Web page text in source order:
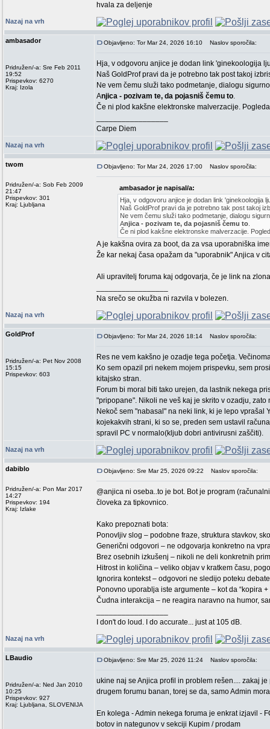
hvala za deljenje
Nazaj na vrh
ambasador
Pridružen/-a: Sre Feb 2011
19:52
Prispevkov: 6270
Kraj: Izola
Objavljeno: Tor Mar 24, 2026 16:10 Naslov sporočila:
Hja, v odgovoru anjice je dodan link 'ginekoologija
Naš GoldProf pravi da je potrebno tak post takoj
Ne vem čemu služi tako podmetanje, dialogu
Anjica - pozivam te, da pojasniš čemu to.
Če ni plod kakšne elektronske malverzacije.
Carpe Diem
Nazaj na vrh
twom
Pridružen/-a: Sob Feb 2009
21:47
Prispevkov: 301
Kraj: Ljubljana
Objavljeno: Tor Mar 24, 2026 17:00 Naslov sporočila:
ambasador je napisal/a:
Hja, v odgovoru anjice je dodan link 'ginekoologija
Naš GoldProf pravi da je potrebno tak post takoj
Ne vem čemu služi tako podmetanje, dialogu
Anjica - pozivam te, da pojasniš čemu to
Če ni plod kakšne elektronske malverzacije.
A je kakšna ovira za boot, da za vsa uporabniška
Že kar nekaj časa opažam da "uporabnik" Anjica v
Ali upravitelj foruma kaj odgovarja, če je link na
Na srečo se okužba ni razvila v bolezen.
Nazaj na vrh
GoldProf
Pridružen/-a: Pet Nov 2008
15:15
Prispevkov: 603
Objavljeno: Tor Mar 24, 2026 18:14 Naslov sporočila:
Res ne vem kakšno je ozadje tega početja.
Ko sem opazil pri nekem mojem prispevku, sem
kitajsko stran.
Forum bi moral biti tako urejen, da lastnik nekega
"pripopane". Nikoli ne veš kaj je skrito v ozadju,
Nekoč sem "nabasal" na neki link, ki je lepo vprašal
kojekakvih strani, ki so se, preden sem ustavil
spravil PC v normalo(kljub dobri antivirusni zaščiti).
Nazaj na vrh
dabiblo
Pridružen/-a: Pon Mar 2017
14:27
Prispevkov: 194
Kraj: Izlake
Objavljeno: Sre Mar 25, 2026 09:22 Naslov sporočila:
@anjica ni oseba..to je bot. Bot je program
človeka za tipkovnico.
Kako prepoznati bota:
Ponovljiv slog – podobne fraze, struktura stavkov,
Generični odgovori – ne odgovarja konkretno na
Brez osebnih izkušenj – nikoli ne deli konkretnih
Hitrost in količina – veliko objav v kratkem času,
Ignorira kontekst – odgovori ne sledijo poteku
Ponovno uporablja iste argumente – kot da “kopira +
Čudna interakcija – ne reagira naravno na humor,
I don't do loud. I do accurate... just at 105 dB.
Nazaj na vrh
LBaudio
Pridružen/-a: Ned Jan 2010
10:25
Prispevkov: 927
Kraj: Ljubljana, SLOVENIJA
Objavljeno: Sre Mar 25, 2026 11:24 Naslov sporočila:
ukine naj se Anjica profil in problem rešen.... zakaj
drugem forumu banan, torej se da, samo Admin
En kolega - Admin nekega foruma je enkrat izjavil -
botov in nategunov v sekciji Kupim / prodam